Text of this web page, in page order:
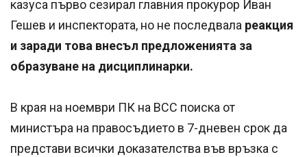
казуса първо сезирал главния прокурор Иван
Гешев и инспектората, но не последвала реакция
и заради това внесъл предложенията за
образуване на дисциплинарки.
В края на ноември ПК на ВСС поиска от
министъра на правосъдието в 7-дневен срок да
представи всички доказателства във връзка с